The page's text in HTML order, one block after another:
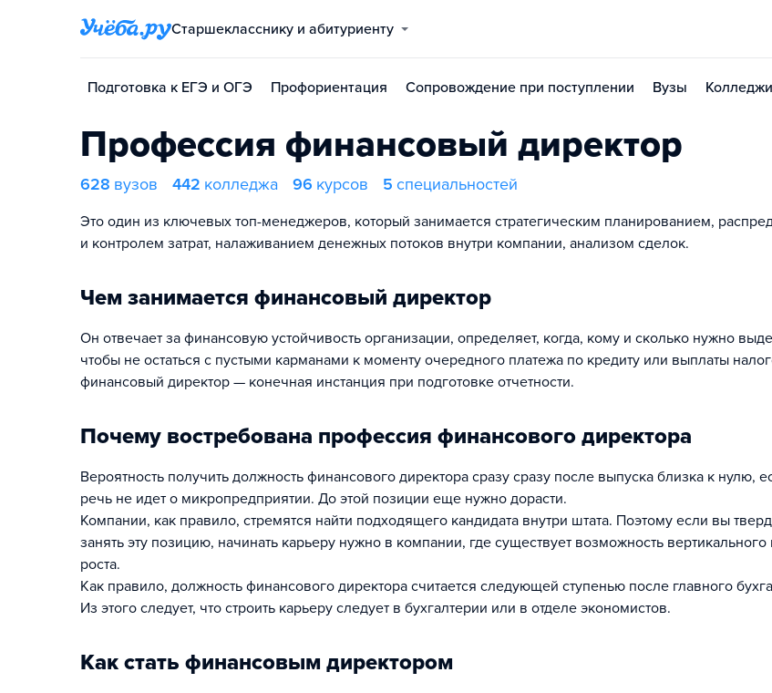
Старшекласснику и абитуриенту
Подготовка к ЕГЭ и ОГЭ Профориентация Сопровождение при поступлении Вузы Колледжи
Профессия финансовый директор
628 вузов 442 колледжа 96 курсов 5 специальностей
Это один из ключевых топ-менеджеров, который занимается стратегическим планированием,
и контролем затрат, налаживанием денежных потоков внутри компании, анализом сделок.
Чем занимается финансовый директор
Он отвечает за финансовую устойчивость организации, определяет, когда, кому и сколько нужно
чтобы не остаться с пустыми карманами к моменту очередного платежа по кредиту или выплаты
финансовый директор — конечная инстанция при подготовке отчетности.
Почему востребована профессия финансового директора
Вероятность получить должность финансового директора сразу сразу после выпуска близка к нулю,
речь не идет о микропредприятии. До этой позиции еще нужно дорасти.
Компании, как правило, стремятся найти подходящего кандидата внутри штата. Поэтому если вы
занять эту позицию, начинать карьеру нужно в компании, где существует возможность вертикального
роста.
Как правило, должность финансового директора считается следующей ступенью после главного
Из этого следует, что строить карьеру следует в бухгалтерии или в отделе экономистов.
Как стать финансовым директором